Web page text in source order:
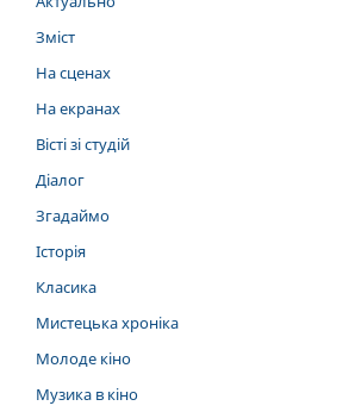
Зміст
На сценах
На екранах
Вісті зі студій
Діалог
Згадаймо
Історія
Класика
Мистецька хроніка
Молоде кіно
Музика в кіно